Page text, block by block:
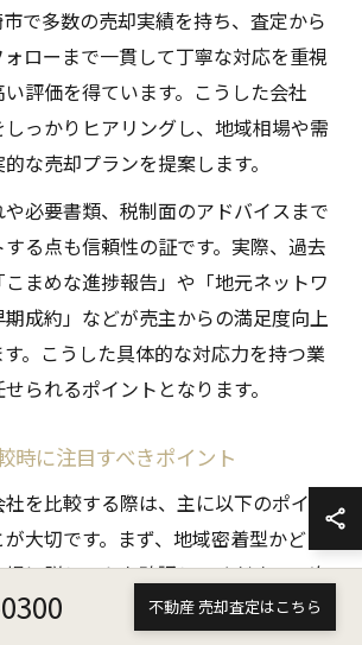
で多数の売却実績を持ち、査定から
ローまで一貫して丁寧な対応を重視
評価を得ています。こうした会社
っかりヒアリングし、地域相場や需
な売却プランを提案します。
必要書類、税制面のアドバイスまで
る点も信頼性の証です。実際、過去
まめな進捗報告」や「地元ネットワ
成約」などが売主からの満足度向上
。こうした具体的な対応力を持つ業
られるポイントとなります。
時に注目すべきポイント
を比較する際は、主に以下のポイン
大切です。まず、地域密着型かどう
に詳しいかを確認してください。次
績やお客様からの口コミ、査定の根拠
不動産 売却査定はこちら